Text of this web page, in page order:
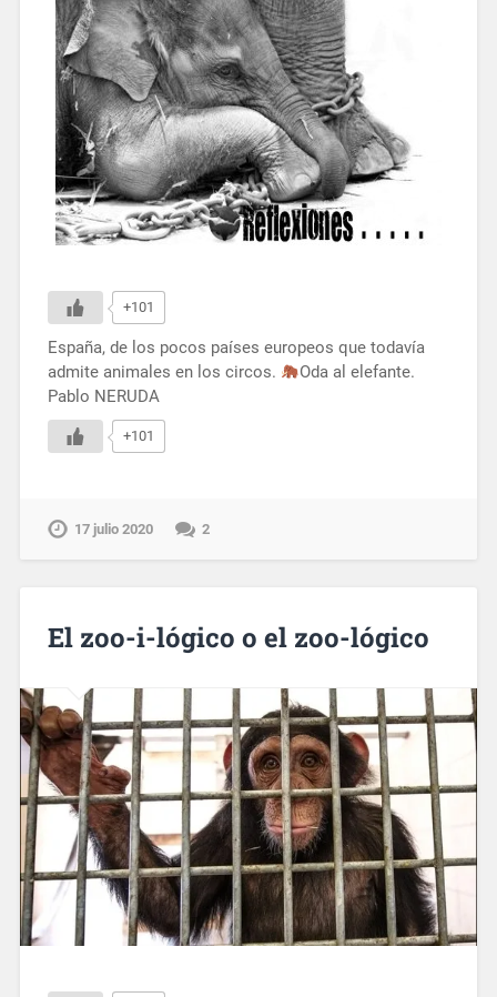
+101
España, de los pocos países europeos que todavía
admite animales en los circos.
Oda al elefante.
Pablo NERUDA
+101
17 julio 2020 2
El zoo-i-lógico o el zoo-lógico